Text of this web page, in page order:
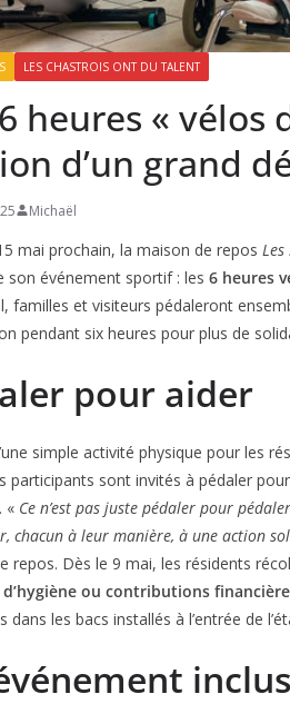
LES CHASTROIS ONT DU TALENT
heures « vélos
d’un grand
Michaël
mai prochain, la maison de repos
son événement sportif : les 6 heures
familles et visiteurs pédaleront
pendant six heures pour plus de
pour aider
simple activité physique pour les
participants sont invités à pédaler
« Ce n’est pas juste pédaler pour
chacun à leur manière, à une action
repos. Dès le 9 mai, les résidents
ou contributions
dans les bacs installés à l’entrée de